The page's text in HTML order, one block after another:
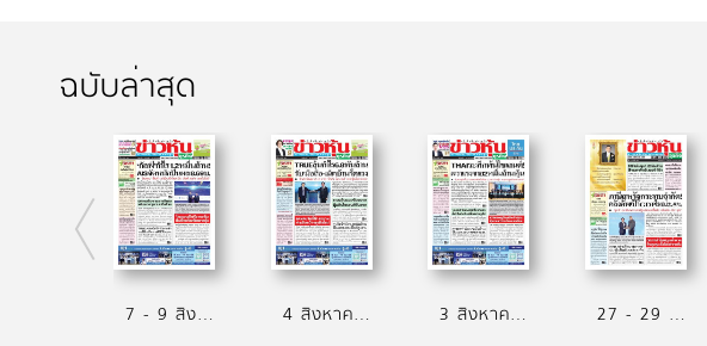
ฉบับล่าสุด
7 - 9 สิงหาคม 2569 4 สิงหาคม 2569 3 สิงหาคม 2569 27 - 29 กรกฎาคม 2569